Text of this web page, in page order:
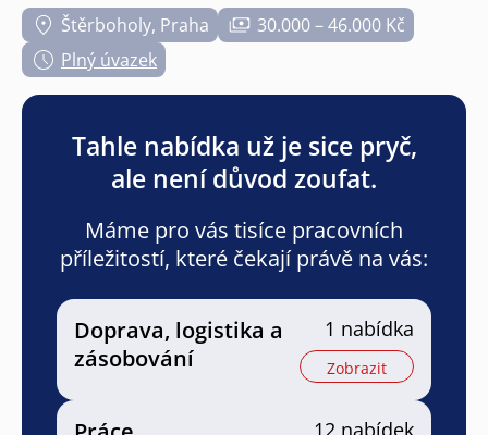
Štěrboholy, Praha
30.000 – 46.000 Kč
Plný úvazek
Tahle nabídka už je sice pryč,
ale není důvod zoufat.
Máme pro vás tisíce pracovních
příležitostí, které čekají právě na vás:
Doprava, logistika a
zásobování
1 nabídka
Zobrazit
12 nabídek